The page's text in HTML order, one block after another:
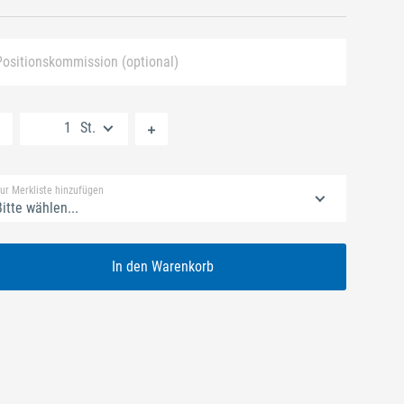
(optional)
St.
Merkliste hinzufügen
wählen...
In den Warenkorb